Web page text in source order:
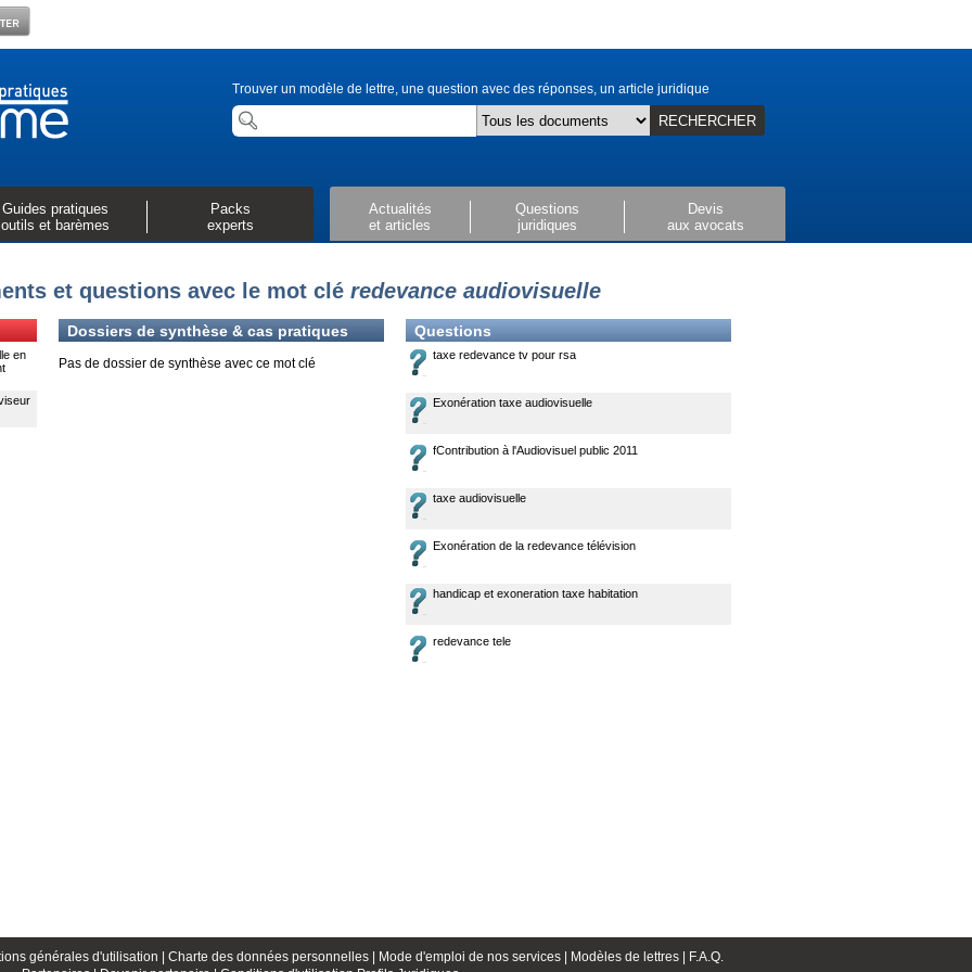
Trouver un modèle de lettre, une question avec des réponses, un article juridique
RECHERCHER
Guides pratiques
outils et barèmes
Packs
experts
Actualités
et articles
Questions
juridiques
Devis
aux avocats
et questions avec le mot clé redevance audiovisuelle
en
Dossiers de synthèse & cas pratiques
Pas de dossier de synthèse avec ce mot clé
Questions
taxe redevance tv pour rsa
Exonération taxe audiovisuelle
fContribution à l'Audiovisuel public 2011
taxe audiovisuelle
Exonération de la redevance télévision
handicap et exoneration taxe habitation
redevance tele
générales d'utilisation | Charte des données personnelles | Mode d'emploi de nos services | Modèles de lettres |
F.A.Q.